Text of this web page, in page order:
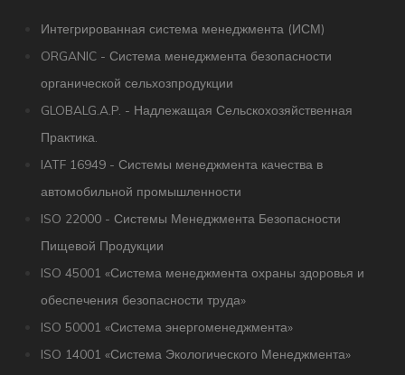
Интегрированная система менеджмента (ИСМ)
ORGANIC - Система менеджмента безопасности
органической сельхозпродукции
GLOBALG.A.P. - Надлежащая Сельскохозяйственная
Практика.
IATF 16949 - Системы менеджмента качества в
автомобильной промышленности
ISO 22000 - Системы Менеджмента Безопасности
Пищевой Продукции
ISO 45001 «Система менеджмента охраны здоровья и
обеспечения безопасности труда»
ISO 50001 «Система энергоменеджмента»
ISO 14001 «Система Экологического Менеджмента»